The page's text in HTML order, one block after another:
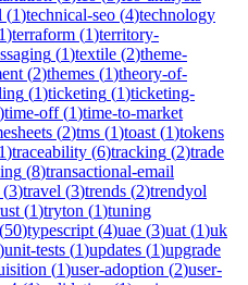
(1)technical-seo (4)technology
1)terraform (1)territory-
(1)textile (2)theme-
(2)themes (1)theory-of-
(1)ticketing (1)ticketing-
)time-off(1)time-to-market
(2)tms (1)toast (1)tokens
1)traceability (6)tracking (2)trade
(8)transactional-email
(3)travel (3)trends (2)trendyol
(1)tryton (1)tuning
(50)typescript (4)uae (3)uat (1)uk
)unit-tests (1)updates (1)upgrade
(1)user-adoption (2)user-